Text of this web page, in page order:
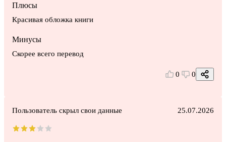
Плюсы
Красивая обложка книги
Минусы
Скорее всего перевод
0 0
Пользователь скрыл свои данные 25.07.2026